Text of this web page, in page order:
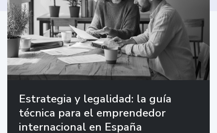
Estrategia y legalidad: la guía
técnica para el emprendedor
internacional en España